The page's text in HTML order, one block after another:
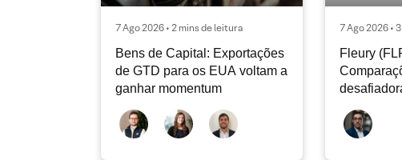
7 Ago 2026 • 2 mins de leitura
Bens de Capital: Exportações
de GTD para os EUA voltam a
ganhar momentum
7 Ago 2026 •
Fleury
deve
atuais